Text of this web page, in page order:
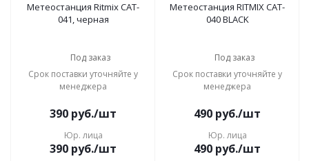
Метеостанция Ritmix CAT-
041, черная
Под заказ
Срок поставки уточняйте у
менеджера
390 руб./шт
Юр. лица
390 руб./шт
Метеостанция RITMIX CAT-
040 BLACK
Под заказ
Срок поставки уточняйте у
менеджера
490 руб./шт
Юр. лица
490 руб./шт